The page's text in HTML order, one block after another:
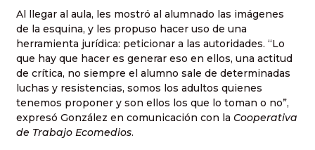
Al llegar al aula, les mostró al alumnado las imágenes
de la esquina, y les propuso hacer uso de una
herramienta jurídica: peticionar a las autoridades. “Lo
que hay que hacer es generar eso en ellos, una actitud
de crítica, no siempre el alumno sale de determinadas
luchas y resistencias, somos los adultos quienes
tenemos proponer y son ellos los que lo toman o no”,
expresó González en comunicación con la Cooperativa
de Trabajo Ecomedios.